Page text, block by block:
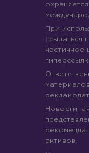
При
ссылаться
частичное
Новости,
активов.